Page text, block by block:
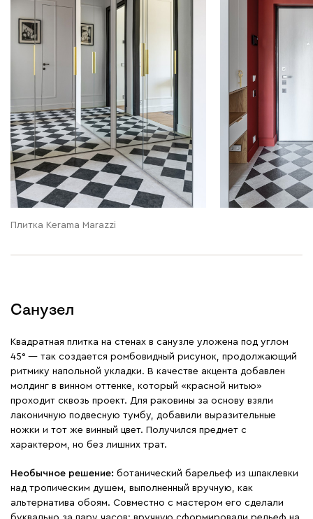
Плитка Kerama Marazzi
Санузел
Квадратная плитка на стенах в санузле уложена под углом
45° — так создается ромбовидный рисунок, продолжающий
ритмику напольной укладки. В качестве акцента добавлен
молдинг в винном оттенке, который «красной нитью»
проходит сквозь проект. Для раковины за основу взяли
лаконичную подвесную тумбу, добавили выразительные
ножки и тот же винный цвет. Получился предмет с
характером, но без лишних трат.
Необычное решение: ботанический барельеф из шпаклевки
над тропическим душем, выполненный вручную, как
альтернатива обоям. Совместно с мастером его сделали